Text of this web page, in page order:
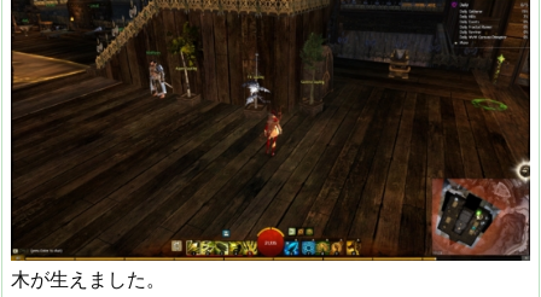
木が生えました。